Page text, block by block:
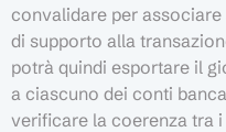
convalidare per
di supporto alla
potrà quindi esportare il
a ciascuno dei conti
verificare la coerenza tra